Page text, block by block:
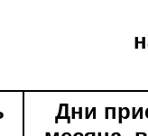
Дни